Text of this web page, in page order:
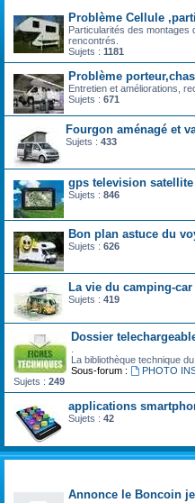
Problème Cellule
Particularités des montages
rencontrés.
Sujets : 1181
Problème
Entretien et améliorations,
Sujets : 671
Fourgon aménagé et
Sujets : 433
gps television
Sujets : 846
Bon plan astuce du
Sujets : 626
La vie du camping-
Sujets : 419
Dossier
La bibliothèque technique du
Sous-forum :
PHOTO
Sujets : 249
applications
Sujets : 42
Annonce le Boncoin